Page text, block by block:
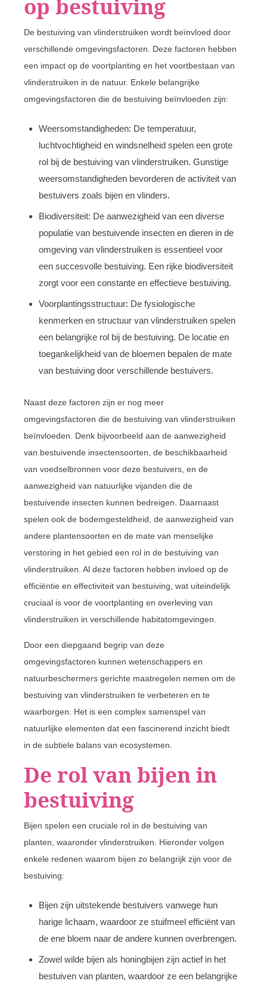
op bestuiving
De bestuiving van vlinderstruiken wordt beïnvloed door
verschillende omgevingsfactoren. Deze factoren hebben
een impact op de voortplanting en het voortbestaan van
vlinderstruiken in de natuur. Enkele belangrijke
omgevingsfactoren die de bestuiving beïnvloeden zijn:
Weersomstandigheden: De temperatuur,
luchtvochtigheid en windsnelheid spelen een grote
rol bij de bestuiving van vlinderstruiken. Gunstige
weersomstandigheden bevorderen de activiteit van
bestuivers zoals bijen en vlinders.
Biodiversiteit: De aanwezigheid van een diverse
populatie van bestuivende insecten en dieren in de
omgeving van vlinderstruiken is essentieel voor
een succesvolle bestuiving. Een rijke biodiversiteit
zorgt voor een constante en effectieve bestuiving.
Voorplantingsstructuur: De fysiologische
kenmerken en structuur van vlinderstruiken spelen
een belangrijke rol bij de bestuiving. De locatie en
toegankelijkheid van de bloemen bepalen de mate
van bestuiving door verschillende bestuivers.
Naast deze factoren zijn er nog meer
omgevingsfactoren die de bestuiving van vlinderstruiken
beïnvloeden. Denk bijvoorbeeld aan de aanwezigheid
van bestuivende insectensoorten, de beschikbaarheid
van voedselbronnen voor deze bestuivers, en de
aanwezigheid van natuurlijke vijanden die de
bestuivende insecten kunnen bedreigen. Daarnaast
spelen ook de bodemgesteldheid, de aanwezigheid van
andere plantensoorten en de mate van menselijke
verstoring in het gebied een rol in de bestuiving van
vlinderstruiken. Al deze factoren hebben invloed op de
efficiëntie en effectiviteit van bestuiving, wat uiteindelijk
cruciaal is voor de voortplanting en overleving van
vlinderstruiken in verschillende habitatomgevingen.
Door een diepgaand begrip van deze
omgevingsfactoren kunnen wetenschappers en
natuurbeschermers gerichte maatregelen nemen om de
bestuiving van vlinderstruiken te verbeteren en te
waarborgen. Het is een complex samenspel van
natuurlijke elementen dat een fascinerend inzicht biedt
in de subtiele balans van ecosystemen.
De rol van bijen in
bestuiving
Bijen spelen een cruciale rol in de bestuiving van
planten, waaronder vlinderstruiken. Hieronder volgen
enkele redenen waarom bijen zo belangrijk zijn voor de
bestuiving:
Bijen zijn uitstekende bestuivers vanwege hun
harige lichaam, waardoor ze stuifmeel efficiënt van
de ene bloem naar de andere kunnen overbrengen.
Zowel wilde bijen als honingbijen zijn actief in het
bestuiven van planten, waardoor ze een belangrijke